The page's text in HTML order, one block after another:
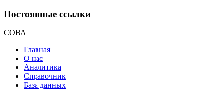
Постоянные ссылки
СОВА
Главная
О нас
Аналитика
Справочник
База данных